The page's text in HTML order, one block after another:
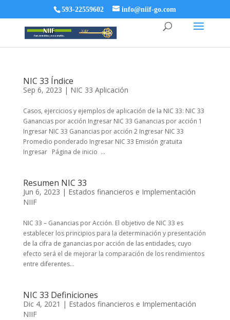
593-22559602 info@niif-go.com
NIC 33 Índice
Sep 6, 2023 | NIC 33 Aplicación
Casos, ejercicios y ejemplos de aplicación de la NIC 33: NIC 33
Ganancias por acción Ingresar NIC 33 Ganancias por acción 1
Ingresar NIC 33 Ganancias por acción 2 Ingresar NIC 33
Promedio ponderado Ingresar NIC 33 Emisión gratuita
Ingresar Página de inicio ...
Resumen NIC 33
Jun 6, 2023 | Estados financieros e Implementación
NIIF
NIC 33 – Ganancias por Acción. El objetivo de NIC 33 es
establecer los principios para la determinación y presentación
de la cifra de ganancias por acción de las entidades, cuyo
efecto será el de mejorar la comparación de los rendimientos
entre diferentes...
NIC 33 Definiciones
Dic 4, 2021 | Estados financieros e Implementación
NIIF